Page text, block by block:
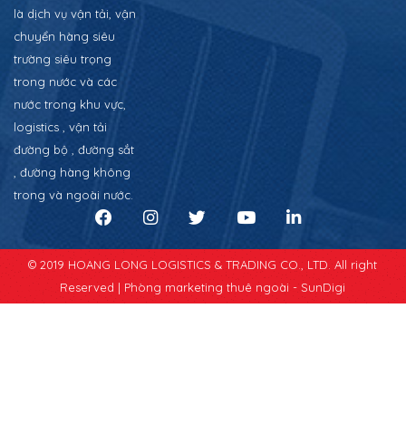
là dịch vụ vận tải, vận
chuyển hàng siêu
trường siêu trọng
trong nước và các
nước trong khu vực,
logistics , vận tải
đường bộ , đường sắt
, đường hàng không
trong và ngoài nước.
© 2019 HOANG LONG LOGISTICS & TRADING CO., LTD. All right
Reserved | Phòng marketing thuê ngoài - SunDigi